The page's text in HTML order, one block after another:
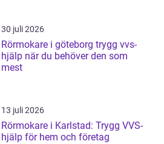
30 juli 2026
Rörmokare i göteborg trygg vvs-
hjälp när du behöver den som
mest
13 juli 2026
Rörmokare i Karlstad: Trygg VVS-
hjälp för hem och företag